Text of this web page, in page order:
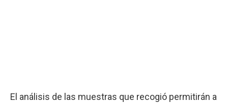
El análisis de las muestras que recogió permitirán a